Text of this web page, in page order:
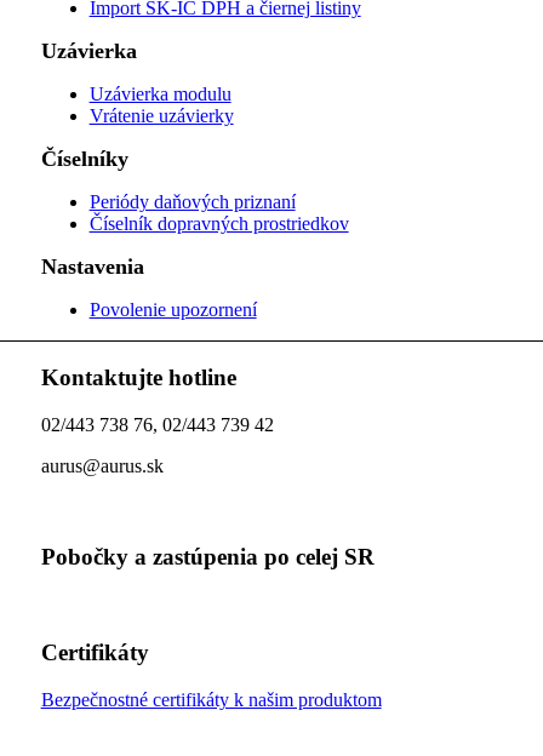
Import SK-IČ DPH a čiernej listiny
Uzávierka
Uzávierka modulu
Vrátenie uzávierky
Číselníky
Periódy daňových priznaní
Číselník dopravných prostriedkov
Nastavenia
Povolenie upozornení
Kontaktujte hotline
02/443 738 76, 02/443 739 42
aurus@aurus.sk
Pobočky a zastúpenia po celej SR
Certifikáty
Bezpečnostné certifikáty k našim produktom